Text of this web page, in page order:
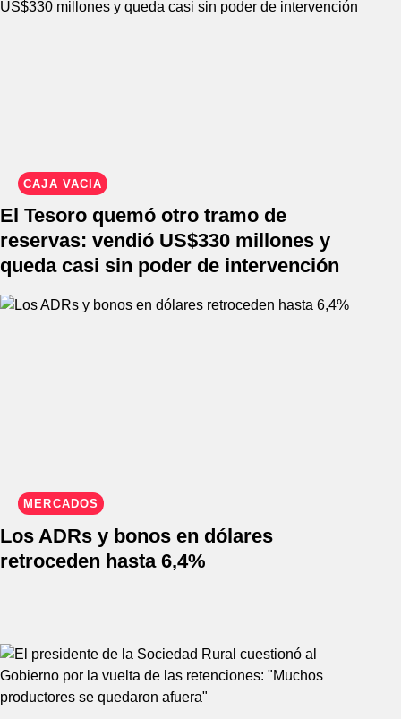
CAJA VACÍA
El Tesoro quemó otro tramo de
reservas: vendió US$330 millones y
queda casi sin poder de intervención
MERCADOS
Los ADRs y bonos en dólares
retroceden hasta 6,4%